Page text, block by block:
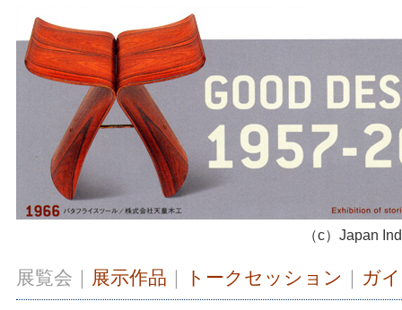
（c）Japan
展覧会｜ 展示作品 ｜ トークセッション ｜ ガ